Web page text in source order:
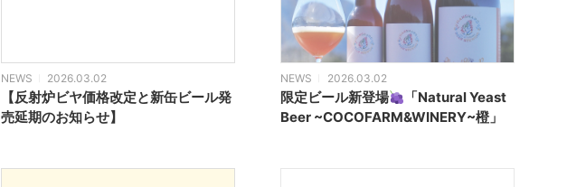
NEWS 2026.03.02
【反射炉ビヤ価格改定と新缶ビール発
売延期のお知らせ】
NEWS 2026.03.02
限定ビール新登場
「Natural Yeast
Beer ~COCOFARM&WINERY~橙」